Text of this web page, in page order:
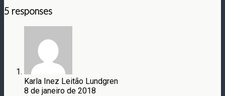
5 responses
Karla Inez Leitão Lundgren
8 de janeiro de 2018